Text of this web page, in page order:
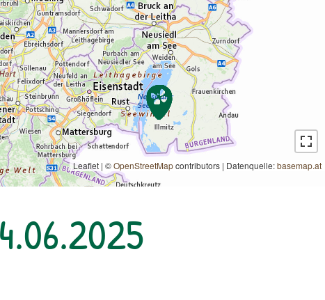
Leaflet | ©OpenStreetMapcontributors | Datenquelle:basemap.at